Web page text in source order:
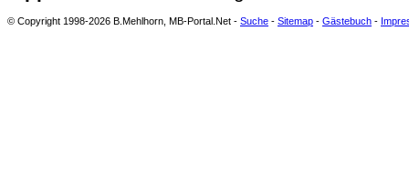
© Copyright 1998-2026 B.Mehlhorn, MB-Portal.Net - Suche - Sitemap - Gästebuch -